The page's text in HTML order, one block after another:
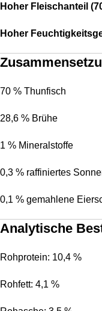
Hoher Fleischanteil
Hoher
70 % Thunfisch
28,6 % Brühe
1 % Mineralstoffe
0,3 % raffiniertes
0,1 % gemahlene
Analytische
Rohprotein: 10,4 %
Rohfett: 4,1 %